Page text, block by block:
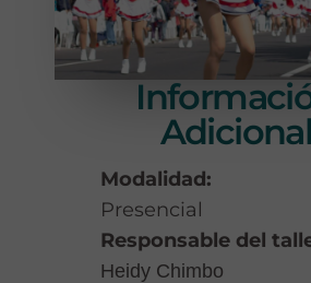
Adicional
Modalidad:
Presencial
Responsable del
Heidy Chimbo